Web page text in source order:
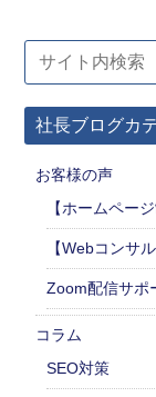
社長ブログカ
お客様の声
【ホームペー
【Webコンサ
Zoom配信サポ
コラム
SEO対策